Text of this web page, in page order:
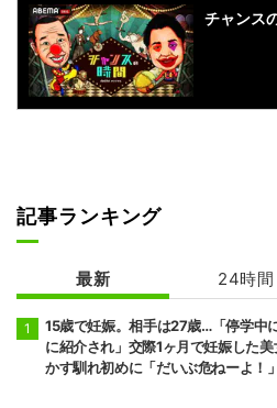
チャンス
記事ランキング
最新 24時間
15歳で妊娠。相手は27歳…「停学中
に紹介され」交際1ヶ月で妊娠した美
かす馴れ初めに「だいぶ危ねーよ！